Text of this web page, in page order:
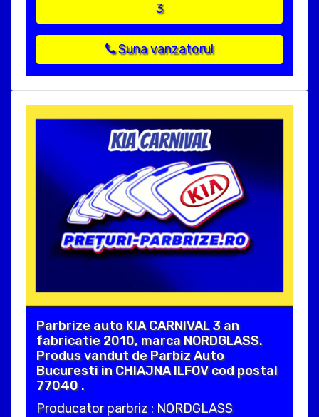
3
Suna vanzatorul
Parbrize auto KIA CARNIVAL 3 an
fabricatie 2010, marca NORDGLASS.
Produs vandut de Parbiz Auto
Bucuresti in CHIAJNA ILFOV cod postal
77040 .
Producator parbriz : NORDGLASS